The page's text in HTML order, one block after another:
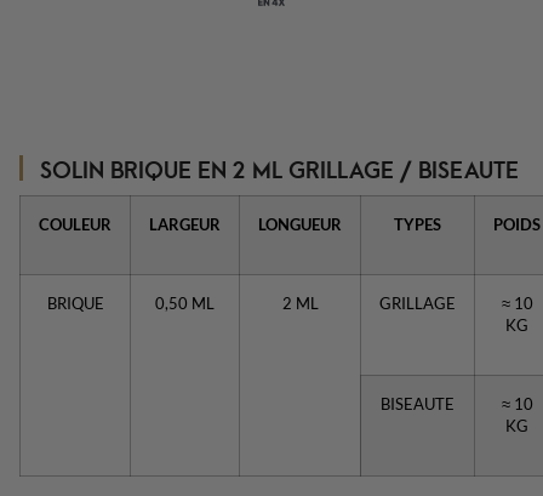
SOLIN BRIQUE EN 2 ML GRILLAGE / BISEAUTE
COULEUR LARGEUR LONGUEUR TYPES POIDS
BRIQUE 0,50 ML 2 ML GRILLAGE
≈ 10
KG
BISEAUTE
≈ 10
KG